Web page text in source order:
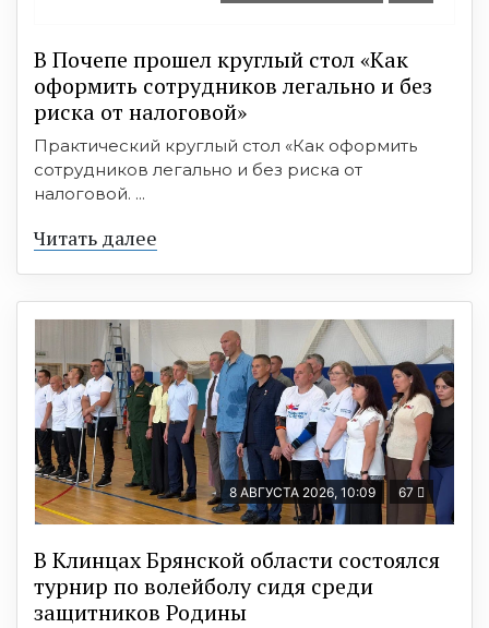
В Почепе прошел круглый стол «Как
оформить сотрудников легально и без
риска от налоговой»
Практический круглый стол «Как оформить
сотрудников легально и без риска от
налоговой. ...
Читать далее
8 АВГУСТА 2026, 10:09 67
В Клинцах Брянской области состоялся
турнир по волейболу сидя среди
защитников Родины